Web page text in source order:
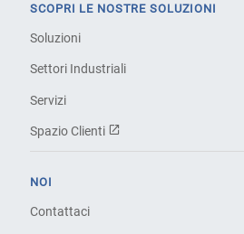
SCOPRI LE NOSTRE SOLUZIONI
Soluzioni
Settori Industriali
Servizi
Spazio Clienti
NOI
Contattaci